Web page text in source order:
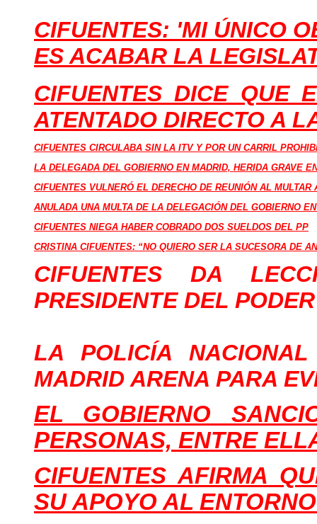
CIFUENTES: 'MI ÚNICO
ES ACABAR LA
CIFUENTES DICE QUE
ATENTADO DIRECTO A
CIFUENTES CIRCULABA SIN LA ITV Y POR UN CARRIL
LA DELEGADA DEL GOBIERNO EN MADRID, HERIDA GRAVE
CIFUENTES VULNERÓ EL DERECHO DE REUNIÓN AL
ANULADA UNA MULTA DE LA DELEGACIÓN DEL GOBIERNO
CIFUENTES NIEGA HABER COBRADO DOS SUELDOS DEL PP
CRISTINA CIFUENTES: “NO QUIERO SER LA SUCESORA DE
CIFUENTES DA
PRESIDENTE DEL
LA POLICÍA
MADRID ARENA PARA
EL GOBIERNO
PERSONAS, ENTRE
CIFUENTES AFIRMA
SU APOYO AL